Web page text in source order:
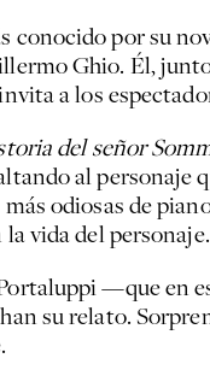
conocido por su
Ghio. Él,
a los
del señor
al
odiosas de
vida del personaje.
—que en
su relato.